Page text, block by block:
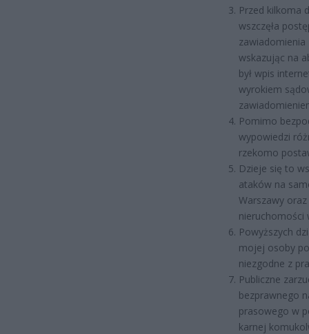
Przed kilkoma
wszczęła
zawiadomienia
wskazując na
był wpis
wyrokiem
Pomimo
wypowiedzi
rzekomo
Dzieje się to
ataków na
Warszawy
nieruchomości
Powyższych
mojej osoby
niezgodne z
Publiczne
bezprawnego
prasowego w
karnej